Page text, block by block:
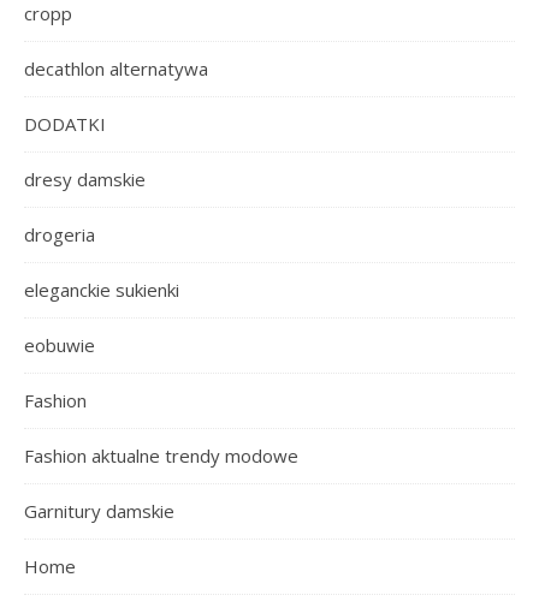
cropp
decathlon alternatywa
DODATKI
dresy damskie
drogeria
eleganckie sukienki
eobuwie
Fashion
Fashion aktualne trendy modowe
Garnitury damskie
Home